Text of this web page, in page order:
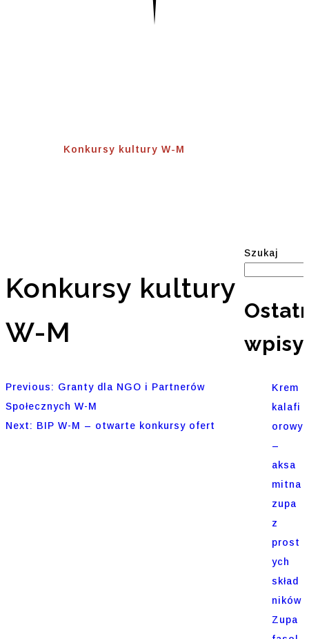
Konkursy kultury W-M
Konkursy kultury
W-M
Nawigacja
wpisu
Previous: Granty dla NGO i Partnerów
Społecznych W-M
Next: BIP W-M – otwarte konkursy ofert
Szukaj
wpisy
Krem
kalafi
orowy
–
aksa
mitna
zupa
z
prost
ych
skład
ników
Zupa